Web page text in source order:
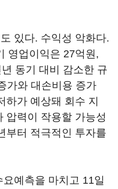
있다. 수익성 악화다.
영업이익은 27억원,
동기 대비 감소한 규
가와 대손비용 증가
하가 예상돼 회수 지
압력이 작용할 가능성
부터 적극적인 투자를
예측을 마치고 11일